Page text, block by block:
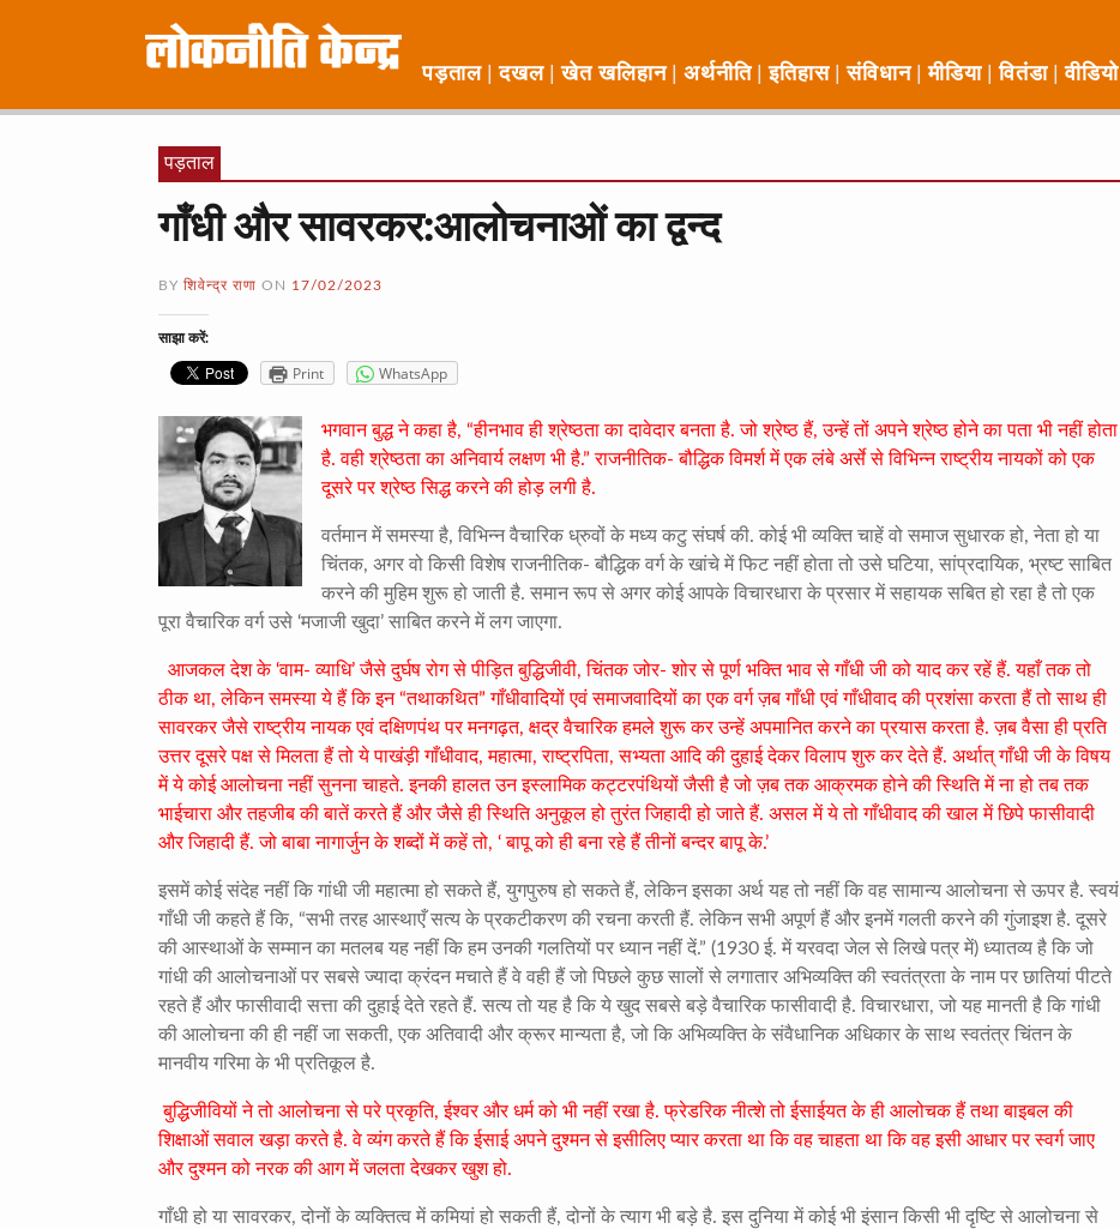
पड़ताल दखल खेत खलिहान अर्थनीति इतिहास संविधान मीडिया वितंडा वीडियो
पड़ताल
गाँधी और सावरकर:आलोचनाओं का द्वन्द
BY शिवेन्द्र राणा ON 17/02/2023
साझा करें:
Print WhatsApp
भगवान बुद्ध ने कहा है, “हीनभाव ही श्रेष्ठता का दावेदार बनता है. जो श्रेष्ठ हैं, उन्हें तों अपने श्रेष्ठ होने का पता भी नहीं होता
है. वही श्रेष्ठता का अनिवार्य लक्षण भी है.” राजनीतिक- बौद्धिक विमर्श में एक लंबे अर्से से विभिन्न राष्ट्रीय नायकों को एक
दूसरे पर श्रेष्ठ सिद्ध करने की होड़ लगी है.
वर्तमान में समस्या है, विभिन्न वैचारिक ध्रुवों के मध्य कटु संघर्ष की. कोई भी व्यक्ति चाहें वो समाज सुधारक हो, नेता हो या
चिंतक, अगर वो किसी विशेष राजनीतिक- बौद्धिक वर्ग के खांचे में फिट नहीं होता तो उसे घटिया, सांप्रदायिक, भ्रष्ट साबित
करने की मुहिम शुरू हो जाती है. समान रूप से अगर कोई आपके विचारधारा के प्रसार में सहायक सबित हो रहा है तो एक
पूरा वैचारिक वर्ग उसे ‘मजाजी खुदा’ साबित करने में लग जाएगा.
आजकल देश के ‘वाम- व्याधि’ जैसे दुर्घष रोग से पीड़ित बुद्धिजीवी, चिंतक जोर- शोर से पूर्ण भक्ति भाव से गाँधी जी को याद कर रहें हैं. यहाँ तक तो
ठीक था, लेकिन समस्या ये हैं कि इन “तथाकथित” गाँधीवादियों एवं समाजवादियों का एक वर्ग ज़ब गाँधी एवं गाँधीवाद की प्रशंसा करता हैं तो साथ ही
सावरकर जैसे राष्ट्रीय नायक एवं दक्षिणपंथ पर मनगढ़त, क्षद्र वैचारिक हमले शुरू कर उन्हें अपमानित करने का प्रयास करता है. ज़ब वैसा ही प्रति
उत्तर दूसरे पक्ष से मिलता हैं तो ये पाखंड़ी गाँधीवाद, महात्मा, राष्ट्रपिता, सभ्यता आदि की दुहाई देकर विलाप शुरु कर देते हैं. अर्थात् गाँधी जी के विषय
में ये कोई आलोचना नहीं सुनना चाहते. इनकी हालत उन इस्लामिक कट्टरपंथियों जैसी है जो ज़ब तक आक्रमक होने की स्थिति में ना हो तब तक
भाईचारा और तहजीब की बातें करते हैं और जैसे ही स्थिति अनुकूल हो तुरंत जिहादी हो जाते हैं. असल में ये तो गाँधीवाद की खाल में छिपे फासीवादी
और जिहादी हैं. जो बाबा नागार्जुन के शब्दों में कहें तो, ‘ बापू को ही बना रहे हैं तीनों बन्दर बापू के.’
इसमें कोई संदेह नहीं कि गांधी जी महात्मा हो सकते हैं, युगपुरुष हो सकते हैं, लेकिन इसका अर्थ यह तो नहीं कि वह सामान्य आलोचना से ऊपर है. स्वयं
गाँधी जी कहते हैं कि, “सभी तरह आस्थाएँ सत्य के प्रकटीकरण की रचना करती हैं. लेकिन सभी अपूर्ण हैं और इनमें गलती करने की गुंजाइश है. दूसरे
की आस्थाओं के सम्मान का मतलब यह नहीं कि हम उनकी गलतियों पर ध्यान नहीं दें.” (1930 ई. में यरवदा जेल से लिखे पत्र में) ध्यातव्य है कि जो
गांधी की आलोचनाओं पर सबसे ज्यादा क्रंदन मचाते हैं वे वही हैं जो पिछले कुछ सालों से लगातार अभिव्यक्ति की स्वतंत्रता के नाम पर छातियां पीटते
रहते हैं और फासीवादी सत्ता की दुहाई देते रहते हैं. सत्य तो यह है कि ये खुद सबसे बड़े वैचारिक फासीवादी है. विचारधारा, जो यह मानती है कि गांधी
की आलोचना की ही नहीं जा सकती, एक अतिवादी और क्रूर मान्यता है, जो कि अभिव्यक्ति के संवैधानिक अधिकार के साथ स्वतंत्र चिंतन के
मानवीय गरिमा के भी प्रतिकूल है.
बुद्धिजीवियों ने तो आलोचना से परे प्रकृति, ईश्वर और धर्म को भी नहीं रखा है. फ्रेडरिक नीत्शे तो ईसाईयत के ही आलोचक हैं तथा बाइबल की
शिक्षाओं सवाल खड़ा करते है. वे व्यंग करते हैं कि ईसाई अपने दुश्मन से इसीलिए प्यार करता था कि वह चाहता था कि वह इसी आधार पर स्वर्ग जाए
और दुश्मन को नरक की आग में जलता देखकर खुश हो.
गाँधी हो या सावरकर, दोनों के व्यक्तित्व में कमियां हो सकती हैं, दोनों के त्याग भी बड़े है. इस दुनिया में कोई भी इंसान किसी भी दृष्टि से आलोचना से